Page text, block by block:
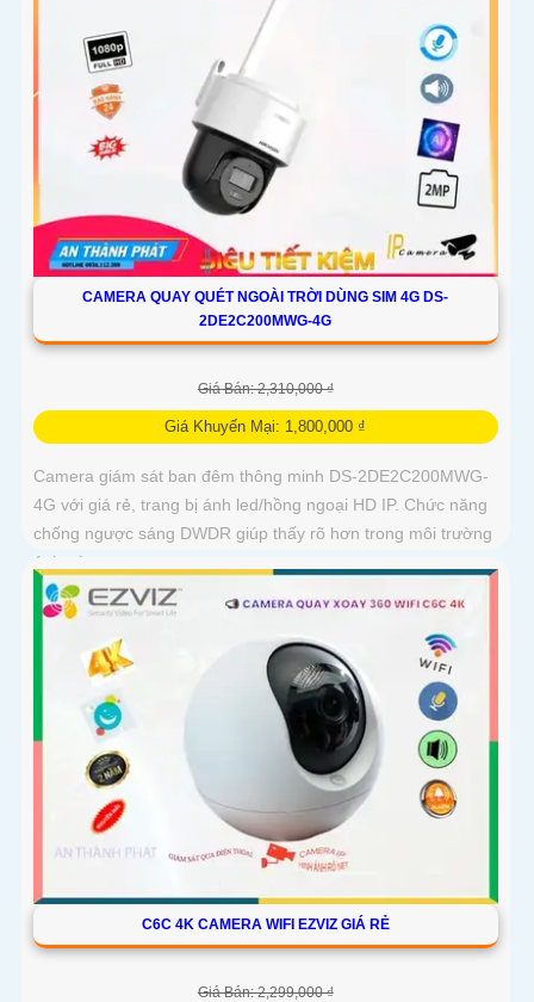
CAMERA QUAY QUÉT NGOÀI TRỜI DÙNG SIM 4G DS-
2DE2C200MWG-4G
Giá Bán: 2,310,000 ₫
Giá Khuyến Mại: 1,800,000 ₫
Camera giám sát ban đêm thông minh DS-2DE2C200MWG-
4G với giá rẻ, trang bị ánh led/hồng ngoại HD IP. Chức năng
chống ngược sáng DWDR giúp thấy rõ hơn trong môi trường
ánh sáng ngược
C6C 4K CAMERA WIFI EZVIZ GIÁ RẺ
Giá Bán: 2,299,000 ₫